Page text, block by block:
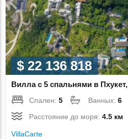
$ 22 136 818
Вилла с 5 спальнями в
Спален:5 Ванных:6
Расстояние до моря:4.5 км
VillaСarte